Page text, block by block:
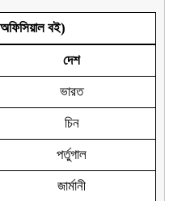
বই)
দেশ
ভারত
চিন
পর্তুগাল
জার্মানী